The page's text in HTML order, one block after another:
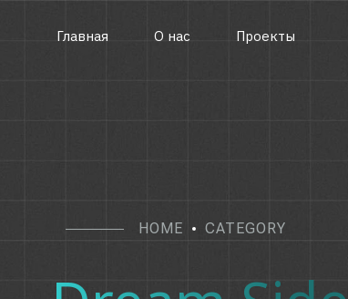
Главная О нас Проекты
HOME CATEGORY